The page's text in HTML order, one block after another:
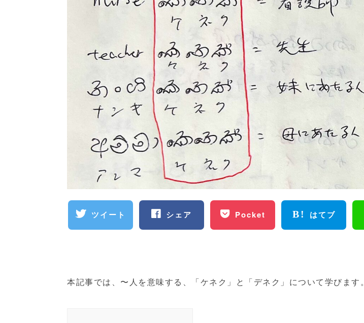
ツイート シェア Pocket はてブ
本記事では、〜人を意味する、「ケネク」と「デネク」について学びます。